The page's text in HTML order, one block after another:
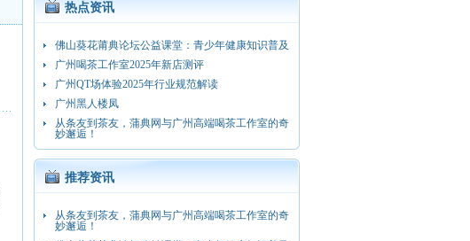
热点资讯
佛山葵花莆典论坛公益课堂：青少年健康知识普及
广州喝茶工作室2025年新店测评
广州QT场体验2025年行业规范解读
广州黑人楼凤
从条友到茶友，蒲典网与广州高端喝茶工作室的奇
妙邂逅！
推荐资讯
从条友到茶友，蒲典网与广州高端喝茶工作室的奇
妙邂逅！